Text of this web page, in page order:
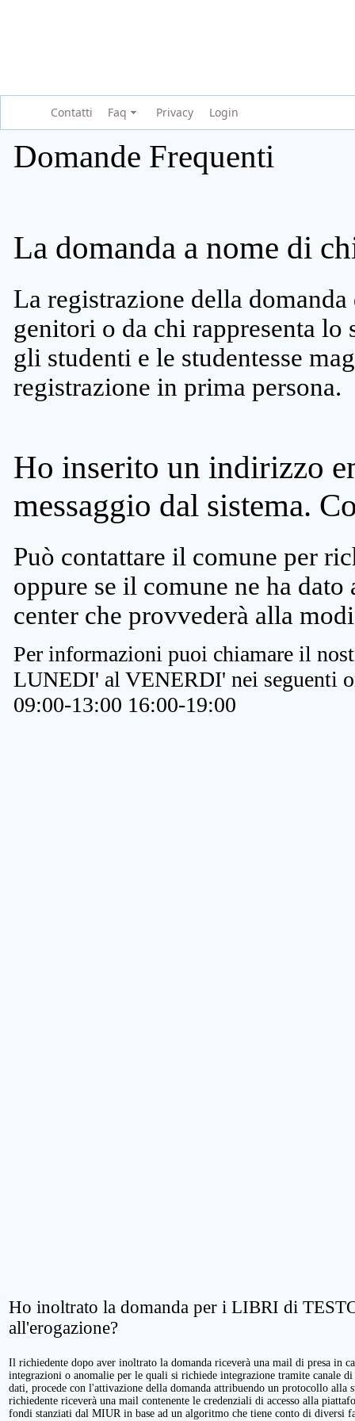
Contatti Faq Privacy Login
Domande Frequenti
La domanda a nome di
La registrazione della
genitori o da chi rappresenta lo
gli studenti e le studentesse
registrazione in prima persona.
Ho inserito un indirizzo
messaggio dal sistema.
Può contattare il comune per
oppure se il comune ne ha
center che provvederà alla
Per informazioni puoi chiamare il
LUNEDI' al VENERDI' nei seguenti
09:00-13:00 16:00-19:00
Ho inoltrato la domanda per i LIBRI di
all'erogazione?
Il richiedente dopo aver inoltrato la domanda riceverà una mail di presa in
integrazioni o anomalie per le quali si richiede integrazione tramite canale
dati, procede con l'attivazione della domanda attribuendo un protocollo alla
richiedente riceverà una mail contenente le credenziali di accesso alla
fondi stanziati dal MIUR in base ad un algoritmo che tiene conto di diversi